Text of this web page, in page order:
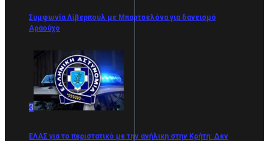
Συμφωνία Λίβερπουλ με Μπαρτσελόνα για δανεισμό
Αραούχο
3
ΕΛΑΣ για το περιστατικό με την ανήλικη στην Κρήτη: Δεν